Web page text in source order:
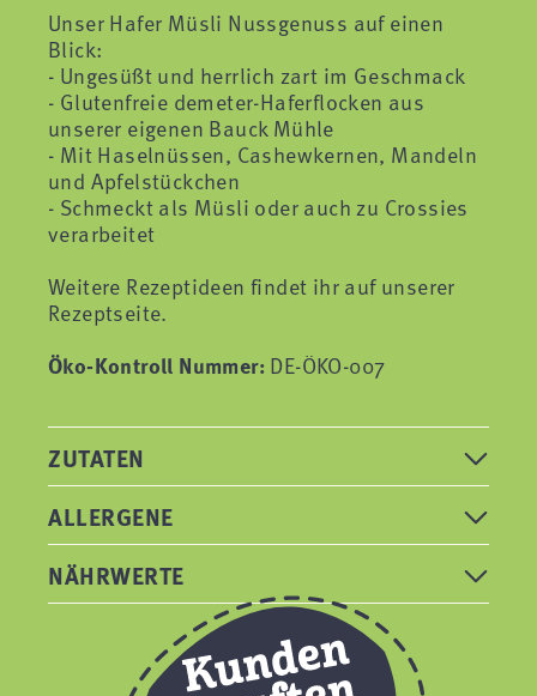
Unser Hafer Müsli Nussgenuss auf einen
Blick:
- Ungesüßt und herrlich zart im Geschmack
- Glutenfreie demeter-Haferflocken aus
unserer eigenen Bauck Mühle
- Mit Haselnüssen, Cashewkernen, Mandeln
und Apfelstückchen
- Schmeckt als Müsli oder auch zu Crossies
verarbeitet
Weitere Rezeptideen findet ihr auf unserer
Rezeptseite.
Öko-Kontroll Nummer: DE-ÖKO-007
ZUTATEN
ALLERGENE
NÄHRWERTE